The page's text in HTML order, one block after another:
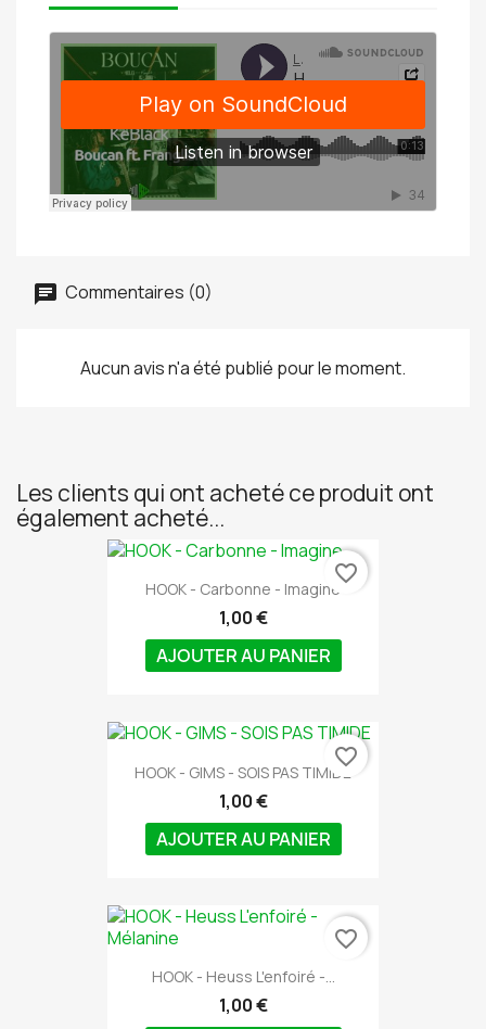
Commentaires (0)
Aucun avis n'a été publié pour le moment.
Les clients qui ont acheté ce produit ont
également acheté...
HOOK - Carbonne - Imagine
1,00 €
AJOUTER AU PANIER
favorite_border
HOOK - GIMS - SOIS PAS TIMIDE
1,00 €
AJOUTER AU PANIER
favorite_border
HOOK - Heuss L'enfoiré -...
1,00 €
favorite_border